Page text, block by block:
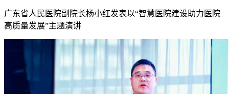
广东省人民医院副院长杨小红发表以“智慧医院建设助力医院
高质量发展”主题演讲